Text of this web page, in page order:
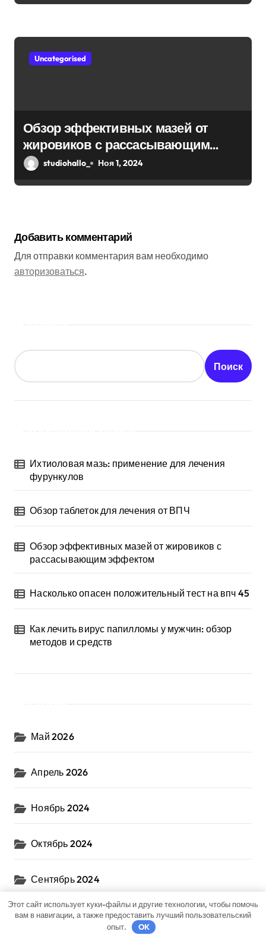
Uncategorised
Обзор эффективных мазей от
жировиков с рассасывающим
эффектом
studiohallo_ Ноя 1, 2024
Добавить комментарий
Для отправки комментария вам необходимо
авторизоваться.
Поиск
Ихтиоловая мазь: применение для лечения
фурункулов
Обзор таблеток для лечения от ВПЧ
Обзор эффективных мазей от жировиков с
рассасывающим эффектом
Насколько опасен положительный тест на впч 45
Как лечить вирус папилломы у мужчин: обзор
методов и средств
Май 2026
Апрель 2026
Ноябрь 2024
Октябрь 2024
Сентябрь 2024
Август 2024
Этот сайт использует куки-файлы и другие технологии, чтобы помочь
вам в навигации, а также предоставить лучший пользовательский
опыт.
OK